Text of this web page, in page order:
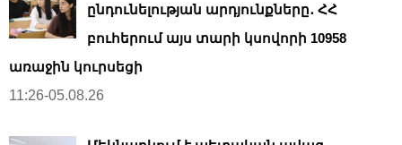
ընդունելության արդյունքները․ ՀՀ
բուհերում այս տարի կսովորի 10958
առաջին կուրսեցի
11:26-05.08.26